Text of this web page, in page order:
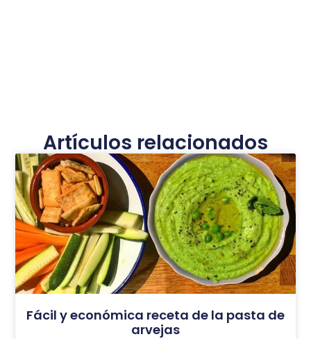
Artículos relacionados
Fácil y económica receta de la pasta de
arvejas